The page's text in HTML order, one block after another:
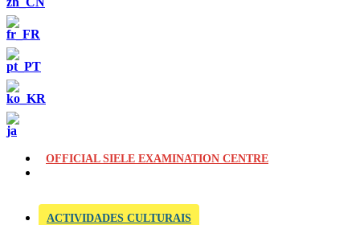
OFFICIAL SIELE EXAMINATION CENTRE
ACTIVIDADES CULTURAIS